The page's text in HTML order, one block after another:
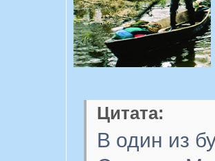
Цитата:
В один из